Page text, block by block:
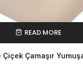
READ MORE
Çamaşır